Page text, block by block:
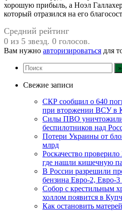
хорошую прибыль, а Ноэл
который отразился на его
Средний рейтинг
0 из 5 звезд. 0 голосов.
Вам нужно авторизироваться для
Свежие записи
СКР сообщил о 640
при вторжении ВСУ в
Силы ПВО уничтожили
беспилотников над
Потери Украины от
млрд
Роскачество
где нашли кишечную
В России разрешили
бензина Евро-2, Евро-
Собор с крестильным
холлом появится в
Как остановить